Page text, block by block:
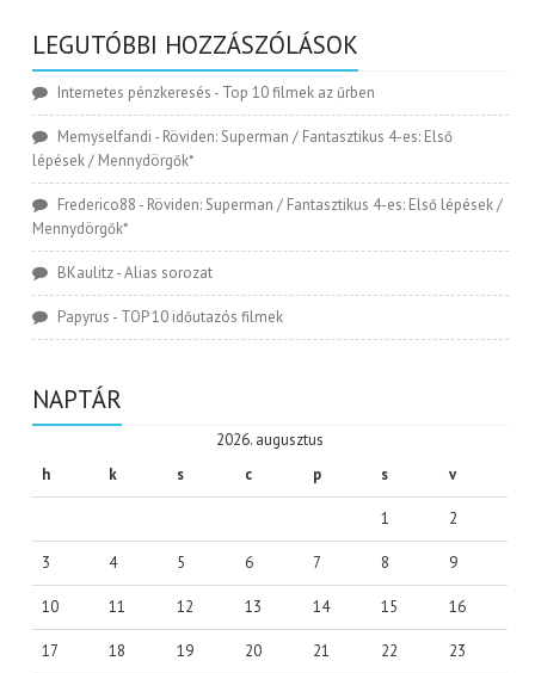
LEGUTÓBBI HOZZÁSZÓLÁSOK
Internetes pénzkeresés - Top 10 filmek az űrben
Memyselfandi - Röviden: Superman / Fantasztikus 4-es: Első
lépések / Mennydörgők*
Frederico88 - Röviden: Superman / Fantasztikus 4-es: Első lépések /
Mennydörgők*
BKaulitz-Alias sorozat
Papyrus - TOP 10 időutazós filmek
NAPTÁR
2026. augusztus
h
k s c p s v
1 2
3 4 5 6 7 8 9
10 11 12 13 14 15 16
17 18 19 20 21 22 23